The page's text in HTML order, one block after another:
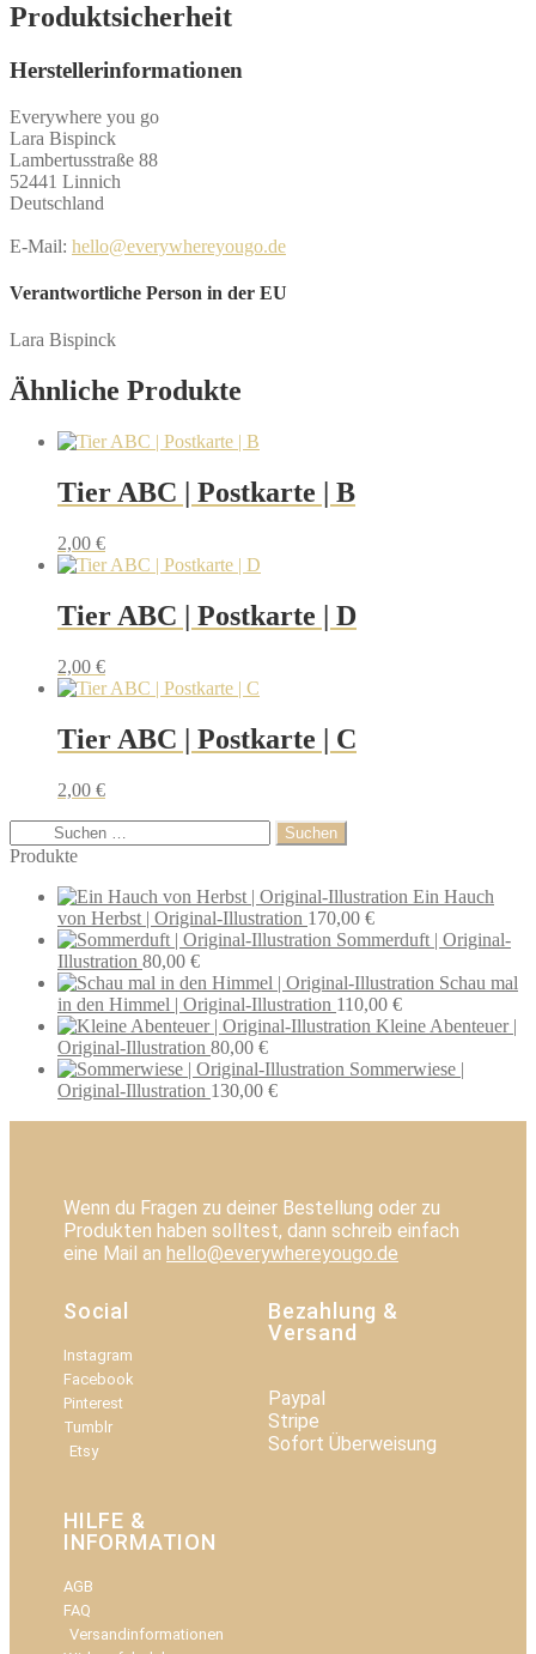
Produktsicherheit
Herstellerinformationen
Everywhere you go
Lara Bispinck
Lambertusstraße 88
52441 Linnich
Deutschland
E-Mail: hello@everywhereyougo.de
Verantwortliche Person in der EU
Lara Bispinck
Ähnliche Produkte
Tier ABC | Postkarte | B
2,00 €
Tier ABC | Postkarte | D
2,00 €
Tier ABC | Postkarte | C
2,00 €
Produkte
Ein Hauch
von Herbst | Original-Illustration 170,00 €
Sommerduft | Original-
Illustration 80,00 €
Schau mal
in den Himmel | Original-Illustration 110,00 €
Kleine Abenteuer |
Original-Illustration 80,00 €
Sommerwiese |
Original-Illustration 130,00 €
Wenn du Fragen zu deiner Bestellung oder zu
Produkten haben solltest, dann schreib einfach
eine Mail an hello@everywhereyougo.de
Social
Instagram
Facebook
Pinterest
Tumblr
Etsy
Bezahlung &
Versand
Paypal
Stripe
Sofort Überweisung
HILFE &
INFORMATION​
AGB
FAQ
Versandinformationen